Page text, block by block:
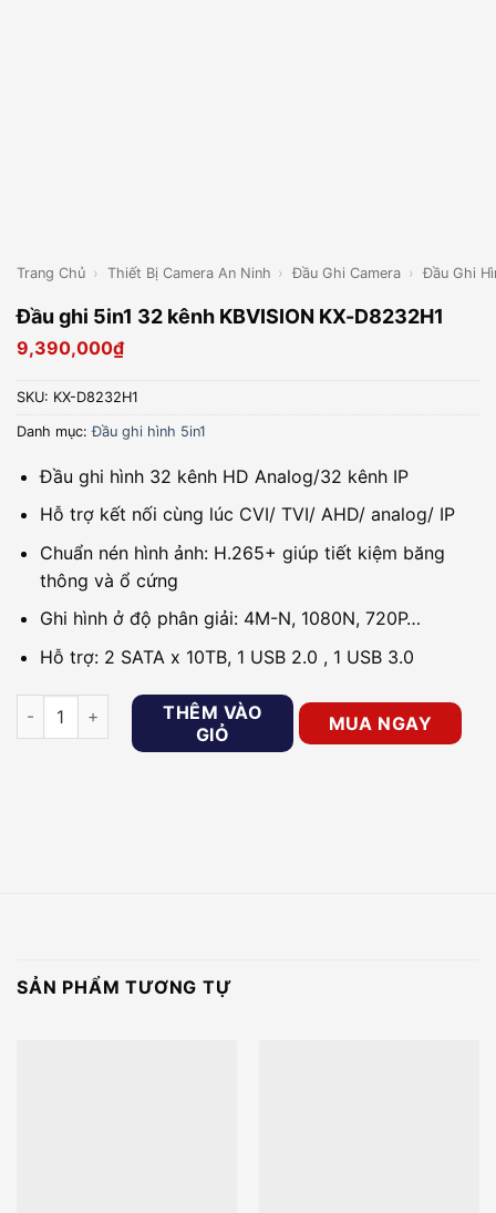
Trang Chủ › Thiết Bị Camera An Ninh › Đầu Ghi Camera › Đầu Ghi
Đầu ghi 5in1 32 kênh KBVISION KX-D8232H1
9,390,000₫
SKU: KX-D8232H1
Danh mục:Đầu ghi hình 5in1
Đầu ghi hình 32 kênh HD Analog/32 kênh IP
Hỗ trợ kết nối cùng lúc CVI/ TVI/ AHD/ analog/ IP
Chuẩn nén hình ảnh: H.265+ giúp tiết kiệm băng
thông và ổ cứng
Ghi hình ở độ phân giải: 4M-N, 1080N, 720P…
Hỗ trợ: 2 SATA x 10TB, 1 USB 2.0 , 1 USB 3.0
Đầu ghi 5in1 32 kênh KBVISION KX-D8232H1 số lượng
THÊM VÀO
GIỎ
MUA NGAY
SẢN PHẨM TƯƠNG TỰ